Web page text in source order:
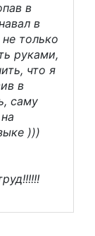
в
в
только
руками,
что я
в
саму
)))